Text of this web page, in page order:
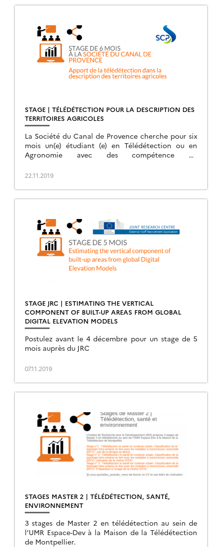
STAGE | TÉLÉDÉTECTION POUR LA DESCRIPTION DES
TERRITOIRES AGRICOLES
La Société du Canal de Provence cherche pour six
mois un(e) étudiant (e) en Télédétection ou en
Agronomie avec des compétence en
22.11.2019
STAGE JRC | ESTIMATING THE VERTICAL
COMPONENT OF BUILT-UP AREAS FROM GLOBAL
DIGITAL ELEVATION MODELS
Postulez avant le 4 décembre pour un stage de 5
mois auprès du JRC
07.11.2019
STAGES MASTER 2 | TÉLÉDÉTECTION, SANTÉ,
ENVIRONNEMENT
3 stages de Master 2 en télédétection au sein de
l’UMR Espace-Dev à la Maison de la Télédétection
de Montpellier.